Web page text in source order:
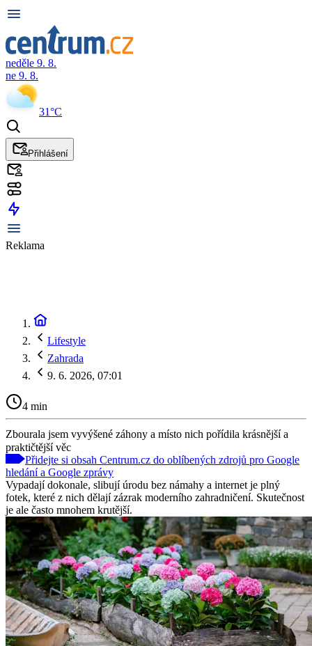
neděle 9. 8.
ne 9. 8.
31°C
Přihlášení
Reklama
Lifestyle
Zahrada
9. 6. 2026, 07:01
4 min
Zbourala jsem vyvýšené záhony a místo nich pořídila krásnější a
praktičtější věc
Přidejte si obsah Centrum.cz do oblíbených zdrojů pro Google
hledání a Google zprávy
Vypadají dokonale, slibují úrodu bez námahy a internet je plný
fotek, které z nich dělají zázrak moderního zahradničení. Skutečnost
je ale často mnohem krutější.